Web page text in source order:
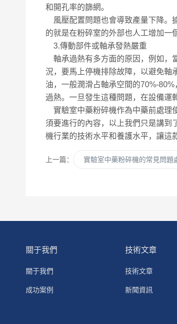
和開孔率的篩網。
風壓配置問題也會導致產量下降。
的就是在粉碎室的外部也人工增加一
3.傳動部件或軸承發熱嚴重
軸承過熱有多方面的原因，例如，
況，要馬上停機排除故障，以避免軸
油，一般潤滑占軸承空間的70%-
過熱。一旦發生這種問題，在設備運
實驗室中藥粉碎機作為中藥前處理
須要進行的內容，以上我們只是講到
機行業的技術水平和養護水平，讓這
上一篇： 實驗室中藥粉碎機的常見問題
關于我們
關于我們
成功案例
技術文章
技術文章
新聞資訊